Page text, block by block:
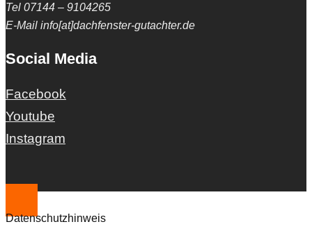
Tel 07144 – 9104265
E-Mail info[at]dachfenster-gutachter.de
Social Media
Facebook
Youtube
Instagram
Datenschutzhinweis